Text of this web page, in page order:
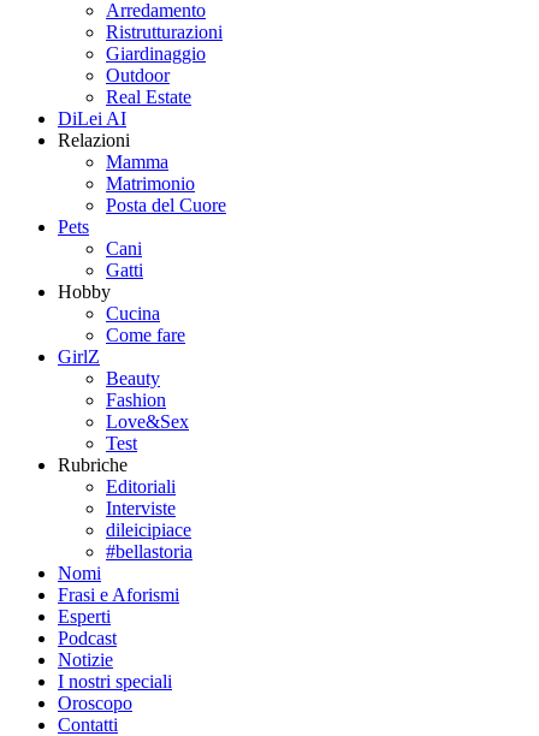
Arredamento
Ristrutturazioni
Giardinaggio
Outdoor
Real Estate
DiLei AI
Relazioni
Mamma
Matrimonio
Posta del Cuore
Pets
Cani
Gatti
Hobby
Cucina
Come fare
GirlZ
Beauty
Fashion
Love&Sex
Test
Rubriche
Editoriali
Interviste
dileicipiace
#bellastoria
Nomi
Frasi e Aforismi
Esperti
Podcast
Notizie
I nostri speciali
Oroscopo
Contatti